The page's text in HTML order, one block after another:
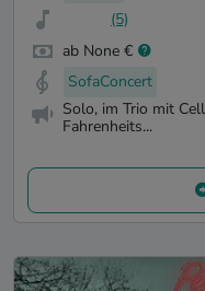
(5)
ab None €
SofaConcert
Solo, im Trio mit
Fahrenheits...